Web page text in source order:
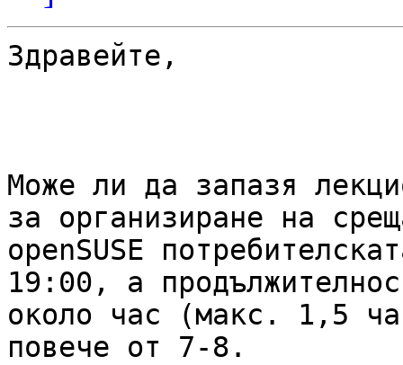
Здравейте,
Може ли да запазя
за организиране на
openSUSE
19:00, а
около час (макс. 1,5
повече от 7-8.